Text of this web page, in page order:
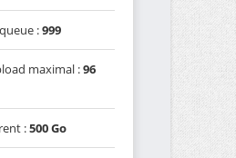
:999
maximal :96
:500 Go